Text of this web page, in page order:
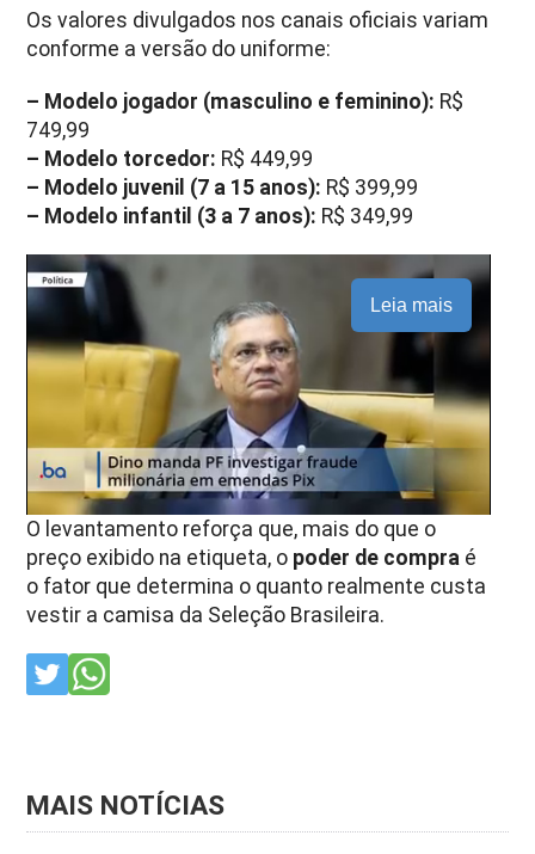
Os valores divulgados nos canais oficiais variam
conforme a versão do uniforme:
– Modelo jogador (masculino e feminino): R$
749,99
– Modelo torcedor: R$ 449,99
– Modelo juvenil (7 a 15 anos): R$ 399,99
– Modelo infantil (3 a 7 anos): R$ 349,99
Leia mais
O levantamento reforça que, mais do que o
preço exibido na etiqueta, o poder de compra é
o fator que determina o quanto realmente custa
vestir a camisa da Seleção Brasileira.
MAIS NOTÍCIAS